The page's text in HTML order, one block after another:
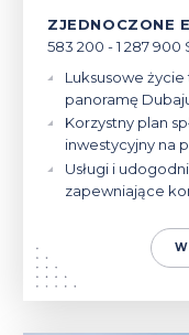
ZJEDNOCZONE
583 200 - 1 287 900
Luksusowe
panoramę
Korzystny plan
inwestycyjny na
Usługi i
zapewniające